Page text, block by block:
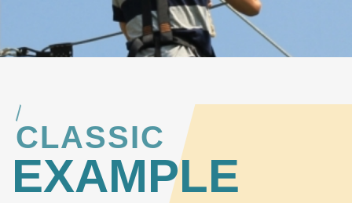
CLASSIC
EXAMPLE